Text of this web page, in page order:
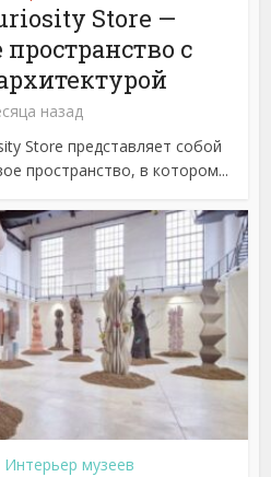
Store —
с
назад
Store представляет собой
пространство, в котором...
Интерьер музеев